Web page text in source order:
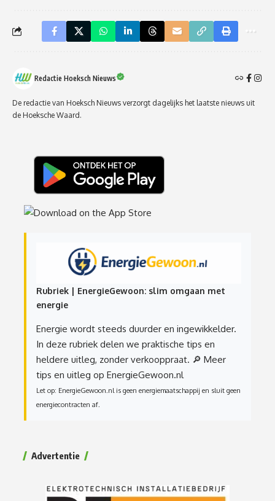
Redactie Hoeksch Nieuws
De redactie van Hoeksch Nieuws verzorgt dagelijks het laatste nieuws uit
de Hoeksche Waard.
Rubriek | EnergieGewoon: slim omgaan met
energie
Energie wordt steeds duurder en ingewikkelder.
In deze rubriek delen we praktische tips en
heldere uitleg, zonder verkooppraat. 🔎 Meer
tips en uitleg op EnergieGewoon.nl
Let op: EnergieGewoon.nl is geen energiemaatschappij en sluit geen
energiecontracten af.
Advertentie